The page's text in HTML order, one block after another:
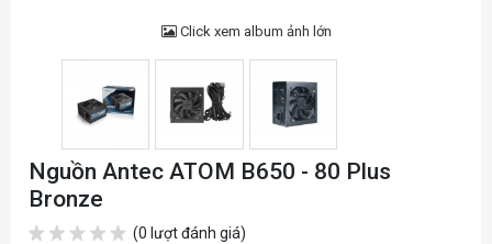
Click xem album ảnh lớn
Nguồn Antec ATOM B650 - 80 Plus
Bronze
(0 lượt đánh giá)